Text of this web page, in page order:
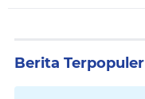
Berita Terpopuler